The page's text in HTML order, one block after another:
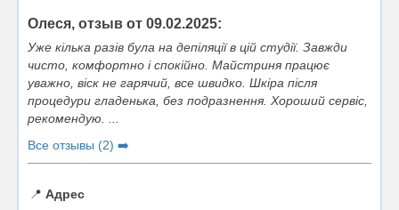
Олеся, отзыв от 09.02.2025:
Уже кілька разів була на депіляції в цій студії. Завжди
чисто, комфортно і спокійно. Майстриня працює
уважно, віск не гарячий, все швидко. Шкіра після
процедури гладенька, без подразнення. Хороший сервіс,
рекомендую. ...
Все отзывы (2) ➡️
📍 Адрес